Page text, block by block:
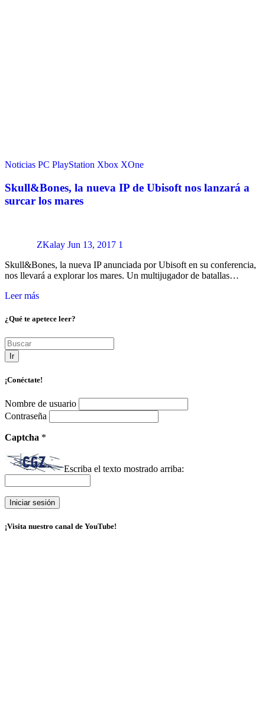
Noticias PC PlayStation Xbox XOne
Skull&Bones, la nueva IP de Ubisoft nos lanzará a
surcar los mares
ZKalay Jun 13, 2017 1
Skull&Bones, la nueva IP anunciada por Ubisoft en su conferencia,
nos llevará a explorar los mares. Un multijugador de batallas…
Leer más
¿Qué te apetece leer?
Ir
¡Conéctate!
Nombre de usuario
Contraseña
Captcha *
Escriba el texto mostrado arriba:
¡Visita nuestro canal de YouTube!